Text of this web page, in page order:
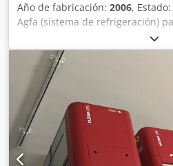
Año de fabricación: 2006, Estado:
Agfa (sistema de refrigeración)
Screen CTP. Dkododtr A Tspfx